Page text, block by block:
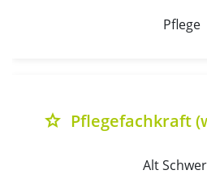
Pflege
grade Pflegefachkraft
Alt